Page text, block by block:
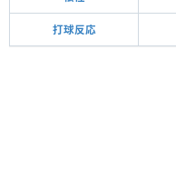
打球反応